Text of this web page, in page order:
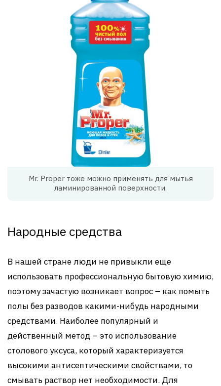
Mr. Proper тоже можно применять для мытья
ламинированной поверхности.
Народные средства
В нашей стране люди не привыкли еще
использовать профессиональную бытовую химию,
поэтому зачастую возникает вопрос – как помыть
полы без разводов какими-нибудь народными
средствами. Наиболее популярный и
действенный метод – это использование
столового уксуса, который характеризуется
высокими антисептическими свойствами, то
смывать раствор нет необходимости. Для